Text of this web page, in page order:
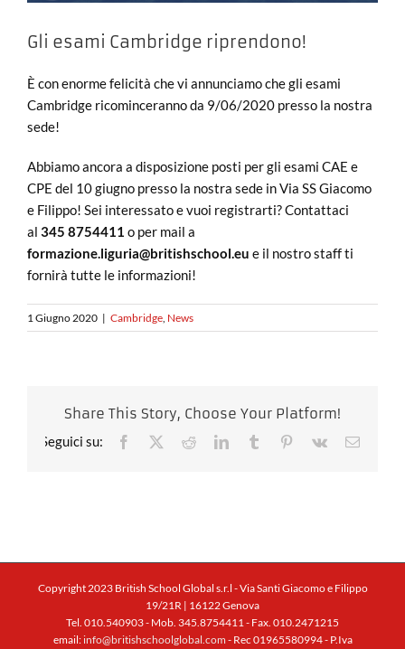
Gli esami Cambridge riprendono!
È con enorme felicità che vi annunciamo che gli esami
Cambridge ricominceranno da 9/06/2020 presso la nostra
sede!
Abbiamo ancora a disposizione posti per gli esami CAE e
CPE del 10 giugno presso la nostra sede in Via SS Giacomo
e Filippo! Sei interessato e vuoi registrarti? Contattaci
al 345 8754411 o per mail a
formazione.liguria@britishschool.eu e il nostro staff ti
fornirà tutte le informazioni!
1 Giugno 2020 | Cambridge News
Share This Story, Choose Your Platform!
Facebook RedditLinkedInTumblr Pinterest
Vk Email
Copyright 2023 British School Global s.r.l - Via Santi Giacomo e Filippo
19/21R | 16122 Genova
Tel. 010.540903 - Mob. 345.8754411 - Fax. 010.2471215
email: info@britishschoolglobal.com - Rec 01965580994 - P.Iva